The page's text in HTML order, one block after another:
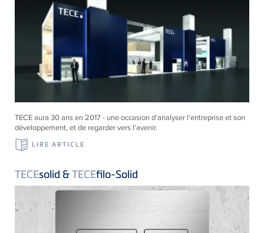
TECE aura 30 ans en 2017 - une occasion d'analyser l'entreprise et son
développement, et de regarder vers l'avenir.
LIRE ARTICLE
TECEsolid &TECEfilo-Solid